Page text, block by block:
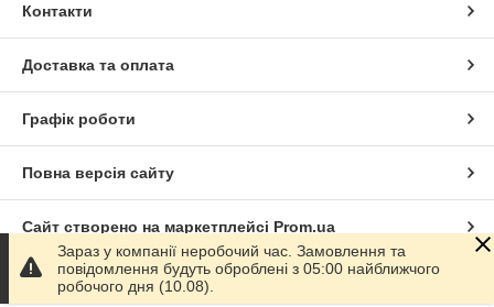
Контакти
Доставка та оплата
Графік роботи
Повна версія сайту
Сайт створено на маркетплейсі Prom.ua
Політика конфіденційності
Зараз у компанії неробочий час. Замовлення та
повідомлення будуть оброблені з 05:00 найближчого
робочого дня (10.08).